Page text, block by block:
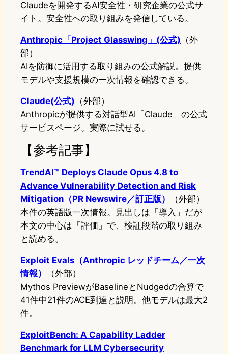
Claudeを開発するAI安全性・研究企業の公式サ
イト。安全性への取り組みを発信している。
Anthropic「Project Glasswing」(公式) （外
部）
AIを防御に活用する取り組みの公式解説。提供
モデルや支援規模の一次情報を確認できる。
Claude(公式) （外部）
Anthropicが提供する対話型AI「Claude」の公式
サービスページ。実際に試せる。
【参考記事】
TrendAI™ Deploys Claude Opus 4.8 to
Advance Vulnerability Detection and Risk
Mitigation（PR Newswire／訂正版）
（外部）
本件の英語版一次情報。見出しは「導入」だが
本文の中心は「評価」で、検証段階の取り組み
と読める。
Exploit Evals（Anthropic レッドチーム／一次
情報）
（外部）
Mythos PreviewがBaselineとNudgedの合算で
41件中21件のACE到達と説明。他モデルは最大2
件。
ExploitBench: A Capability Ladder
Benchmark for LLM Cybersecurity